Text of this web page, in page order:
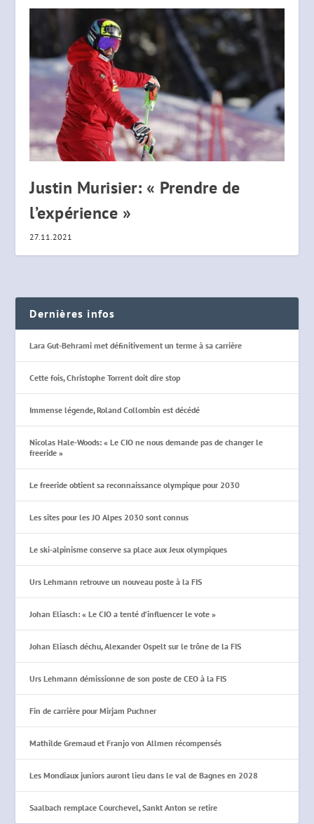
Justin Murisier: « Prendre de
l’expérience »
27.11.2021
Dernières infos
Lara Gut-Behrami met définitivement un terme à sa carrière
Cette fois, Christophe Torrent doit dire stop
Immense légende, Roland Collombin est décédé
Nicolas Hale-Woods: « Le CIO ne nous demande pas de changer le
freeride »
Le freeride obtient sa reconnaissance olympique pour 2030
Les sites pour les JO Alpes 2030 sont connus
Le ski-alpinisme conserve sa place aux Jeux olympiques
Urs Lehmann retrouve un nouveau poste à la FIS
Johan Eliasch: « Le CIO a tenté d’influencer le vote »
Johan Eliasch déchu, Alexander Ospelt sur le trône de la FIS
Urs Lehmann démissionne de son poste de CEO à la FIS
Fin de carrière pour Mirjam Puchner
Mathilde Gremaud et Franjo von Allmen récompensés
Les Mondiaux juniors auront lieu dans le val de Bagnes en 2028
Saalbach remplace Courchevel, Sankt Anton se retire